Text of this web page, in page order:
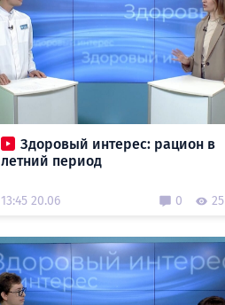
Здоровый интерес: рацион в
летний период
13:45 20.06 0 25